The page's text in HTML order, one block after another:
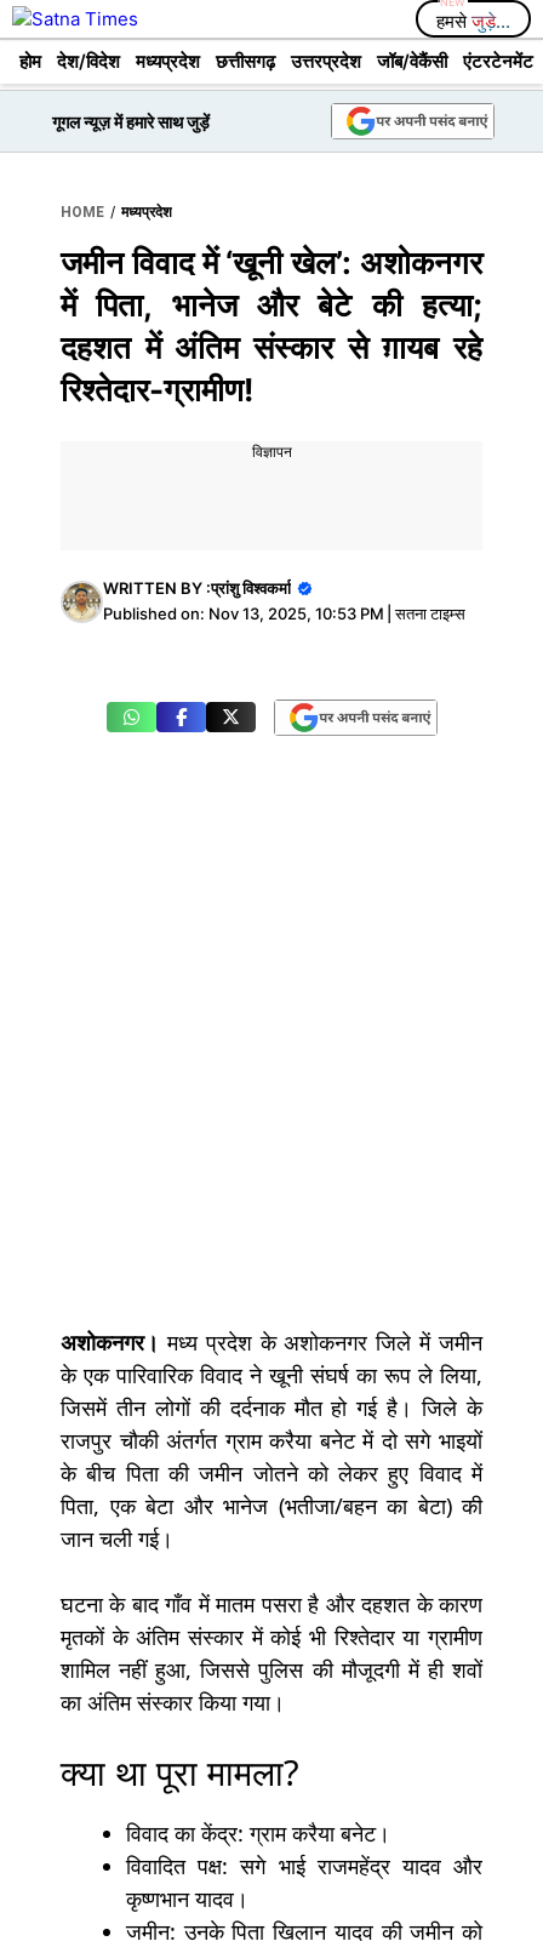
Skip
to
content
हमसेजुड़े...
होम
देश/विदेश मध्यप्रदेश छत्तीसगढ़ उत्तरप्रदेश जॉब/वेकैंसी एंटरटेनमेंट
गूगल न्यूज़ में हमारे साथ जुड़ें
HOME / मध्यप्रदेश
जमीन विवाद में ‘खूनी खेल’: अशोकनगर
में पिता, भानेज और बेटे की हत्या;
दहशत में अंतिम संस्कार से ग़ायब रहे
रिश्तेदार-ग्रामीण!
विज्ञापन
WRITTEN BY :प्रांशु विश्वकर्मा
Published on: Nov 13, 2025, 10:53 PM |सतना टाइम्स
अशोकनगर। मध्य प्रदेश के अशोकनगर जिले में जमीन
के एक पारिवारिक विवाद ने खूनी संघर्ष का रूप ले लिया,
जिसमें तीन लोगों की दर्दनाक मौत हो गई है। जिले के
राजपुर चौकी अंतर्गत ग्राम करैया बनेट में दो सगे भाइयों
के बीच पिता की जमीन जोतने को लेकर हुए विवाद में
पिता, एक बेटा और भानेज (भतीजा/बहन का बेटा) की
जान चली गई।
घटना के बाद गाँव में मातम पसरा है और दहशत के कारण
मृतकों के अंतिम संस्कार में कोई भी रिश्तेदार या ग्रामीण
शामिल नहीं हुआ, जिससे पुलिस की मौजूदगी में ही शवों
का अंतिम संस्कार किया गया।
क्या था पूरा मामला?
विवाद का केंद्र: ग्राम करैया बनेट।
विवादित पक्ष: सगे भाई राजमहेंद्र यादव और
कृष्णभान यादव।
जमीन: उनके पिता खिलान यादव की जमीन को